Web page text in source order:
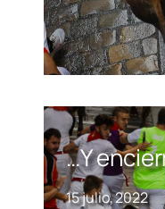
…Y
15 julio, 2022